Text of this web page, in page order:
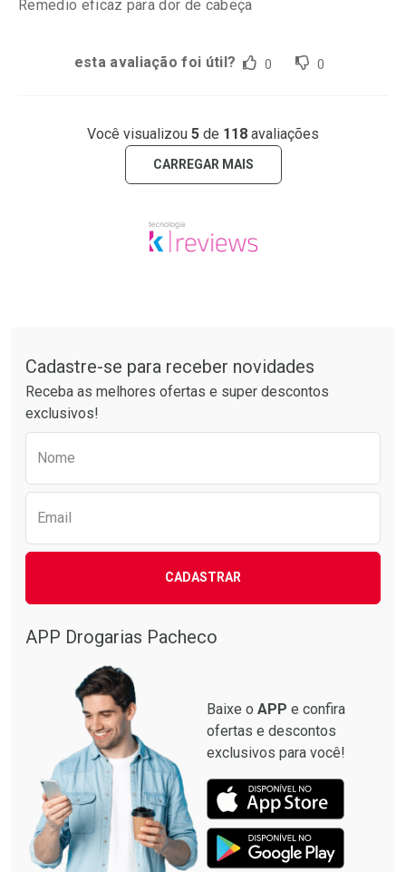
Remedio eficaz para dor de cabeça
esta avaliação foi útil? 0 0
Você visualizou 5 de 118 avaliações
CARREGAR MAIS
Cadastre-se para receber novidades
Receba as melhores ofertas e super descontos
exclusivos!
Nome
Email
CADASTRAR
APP Drogarias Pacheco
Baixe o APP e confira
ofertas e descontos
exclusivos para você!